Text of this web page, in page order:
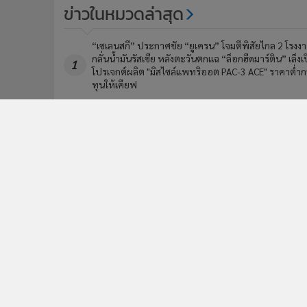
ข่าวในหมวดล่าสุด
1
“เซเลนสกี” ประกาศชัย “ยูเครน” โจมตีพิสัยไกล 2 โรงง
กลั่นน้ำมันรัสเซีย หลังตะวันตกแฉ “ล็อกฮีดมาร์ติน” เล็งเ
โปรเจกต์ผลิต "มิสไซล์แพทริออต PAC-3 ACE" ราคาต่ำก
ทุนให้เคียฟ